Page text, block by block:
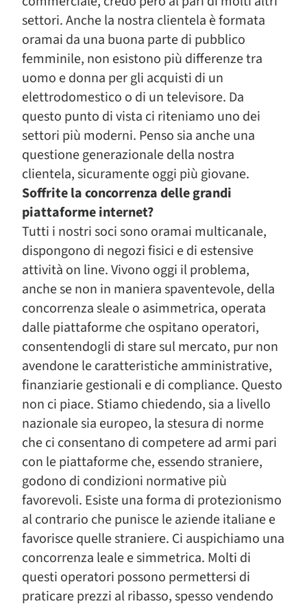
settori. Anche la nostra clientela è formata
oramai da una buona parte di pubblico
femminile, non esistono più differenze tra
uomo e donna per gli acquisti di un
elettrodomestico o di un televisore. Da
questo punto di vista ci riteniamo uno dei
settori più moderni. Penso sia anche una
questione generazionale della nostra
clientela, sicuramente oggi più giovane.
Soffrite la concorrenza delle grandi
piattaforme internet?
Tutti i nostri soci sono oramai multicanale,
dispongono di negozi fisici e di estensive
attività on line. Vivono oggi il problema,
anche se non in maniera spaventevole, della
concorrenza sleale o asimmetrica, operata
dalle piattaforme che ospitano operatori,
consentendogli di stare sul mercato, pur non
avendone le caratteristiche amministrative,
finanziarie gestionali e di compliance. Questo
non ci piace. Stiamo chiedendo, sia a livello
nazionale sia europeo, la stesura di norme
che ci consentano di competere ad armi pari
con le piattaforme che, essendo straniere,
godono di condizioni normative più
favorevoli. Esiste una forma di protezionismo
al contrario che punisce le aziende italiane e
favorisce quelle straniere. Ci auspichiamo una
concorrenza leale e simmetrica. Molti di
questi operatori possono permettersi di
praticare prezzi al ribasso, spesso vendendo